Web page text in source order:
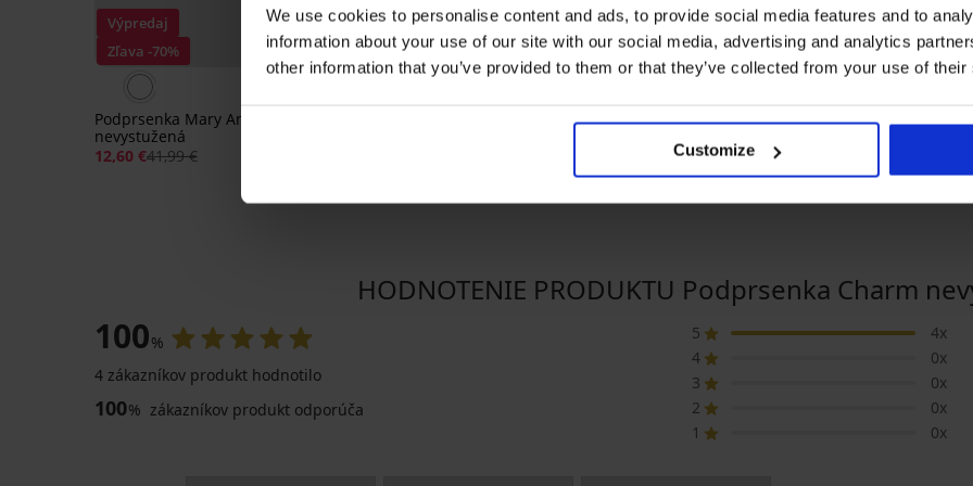
We use cookies to personalise content and ads, to provide social media features and to
information about your use of our site with our social media, advertising and analytics
other information that you’ve provided to them or that they’ve collected from your use of
Customize
Výpredaj
Zľava -70%
Podprsenka Mary Anna
nevystužená
12,60 €41,99 €
Výpredaj
Zľava -70%
-20% BRA20
Podprsenka Hanna bezšvová
11,19 € kód: BRA20
Výpredaj
Zľava -70%
Podprsenka Spacer
HODNOTENIE PRODUKTU Podprsenka Charm
100%
4 zákazníkov produkt hodnotilo
100% zákazníkov produkt odporúča
5
4x
4
0x
3
0x
2
0x
1
0x